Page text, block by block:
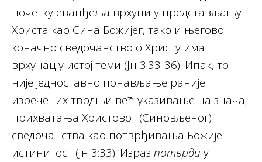
почетку еванђеља врхуни у представљању
Христа као Сина Божијег, тако и његово
коначно сведочанство о Христу има
врхунац у истој теми (Јн 3:33-36). Ипак, то
није једноставно понављање раније
изречених тврдњи већ указивање на значај
прихватања Христовог (Синовљеног)
сведочанства као потврђивања Божије
истинитост (Јн 3:33). Израз потврди у